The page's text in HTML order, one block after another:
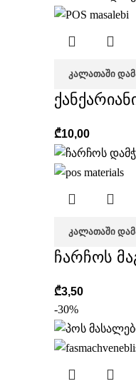
ᲙᲐᲚᲐᲗᲐᲨᲘ
₾10,00
ᲙᲐᲚᲐᲗᲐᲨᲘ
ჩარჩოს
₾3,50
-30%